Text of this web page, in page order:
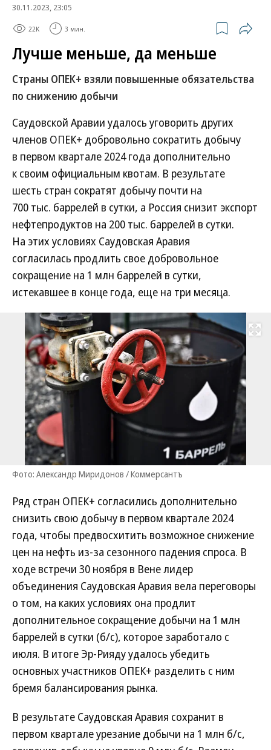
30.11.2023, 23:05
22K 3 мин.
Лучше меньше, да меньше
Страны ОПЕК+ взяли повышенные обязательства
по снижению добычи
Саудовской Аравии удалось уговорить других
членов ОПЕК+ добровольно сократить добычу
в первом квартале 2024 года дополнительно
к своим официальным квотам. В результате
шесть стран сократят добычу почти на
700 тыс. баррелей в сутки, а Россия снизит экспорт
нефтепродуктов на 200 тыс. баррелей в сутки.
На этих условиях Саудовская Аравия
согласилась продлить свое добровольное
сокращение на 1 млн баррелей в сутки,
истекавшее в конце года, еще на три месяца.
Развернуть
Фото: Александр Миридонов / Коммерсантъ
Ряд стран ОПЕК+ согласились дополнительно
снизить свою добычу в первом квартале 2024
года, чтобы предвосхитить возможное снижение
цен на нефть из-за сезонного падения спроса. В
ходе встречи 30 ноября в Вене лидер
объединения Саудовская Аравия вела переговоры
о том, на каких условиях она продлит
дополнительное сокращение добычи на 1 млн
баррелей в сутки (б/с), которое заработало с
июля. В итоге Эр-Рияду удалось убедить
основных участников ОПЕК+ разделить с ним
бремя балансирования рынка.
В результате Саудовская Аравия сохранит в
первом квартале урезание добычи на 1 млн б/с,